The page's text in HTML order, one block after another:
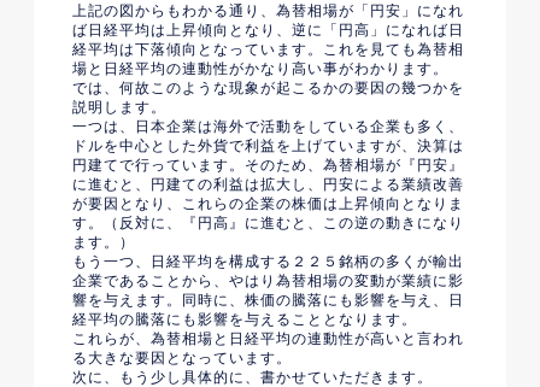
上記の図からもわかる通り、為替相場が「円安」になれ
ば日経平均は上昇傾向となり、逆に「円高」になれば日
経平均は下落傾向となっています。これを見ても為替相
場と日経平均の連動性がかなり高い事がわかります。
では、何故このような現象が起こるかの要因の幾つかを
説明します。
一つは、日本企業は海外で活動をしている企業も多く、
ドルを中心とした外貨で利益を上げていますが、決算は
円建てで行っています。そのため、為替相場が『円安』
に進むと、円建ての利益は拡大し、円安による業績改善
が要因となり、これらの企業の株価は上昇傾向となりま
す。（反対に、『円高』に進むと、この逆の動きになり
ます。）
もう一つ、日経平均を構成する２２５銘柄の多くが輸出
企業であることから、やはり為替相場の変動が業績に影
響を与えます。同時に、株価の騰落にも影響を与え、日
経平均の騰落にも影響を与えることとなります。
これらが、為替相場と日経平均の連動性が高いと言われ
る大きな要因となっています。
次に、もう少し具体的に、書かせていただきます。